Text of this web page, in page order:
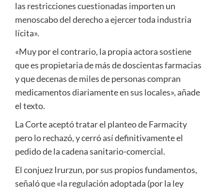
las restricciones cuestionadas importen un
menoscabo del derecho a ejercer toda industria
lícita».
«Muy por el contrario, la propia actora sostiene
que es propietaria de más de doscientas farmacias
y que decenas de miles de personas compran
medicamentos diariamente en sus locales», añade
el texto.
La Corte aceptó tratar el planteo de Farmacity
pero lo rechazó, y cerró así definitivamente el
pedido de la cadena sanitario-comercial.
El conjuez Irurzun, por sus propios fundamentos,
señaló que «la regulación adoptada (por la ley